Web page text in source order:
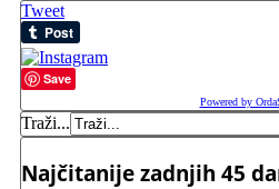
Tweet
Save
Powered by
Traži...
Najčitanije zadnjih 45